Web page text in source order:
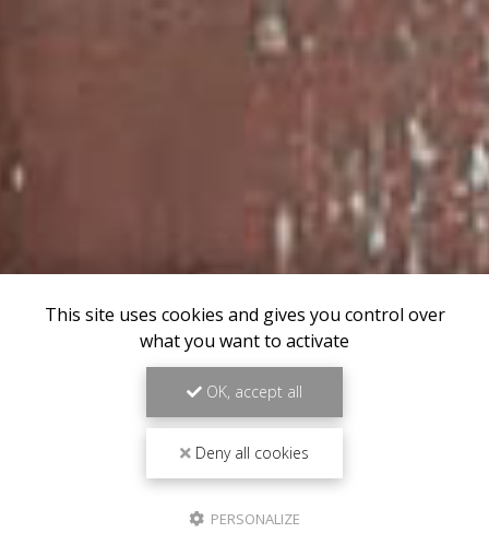
This site uses cookies and gives you control over
what you want to activate
OK, accept all
Deny all cookies
PERSONALIZE